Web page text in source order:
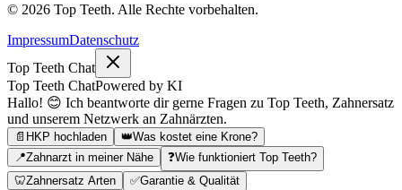
© 2026 Top Teeth. Alle Rechte vorbehalten.
ImpressumDatenschutz
Top Teeth Chat
Top Teeth ChatPowered by KI
Hallo! 😊 Ich beantworte dir gerne Fragen zu Top Teeth, Zahnersatz
und unserem Netzwerk an Zahnärzten.
📄 HKP hochladen 👑Was kostet eine Krone?
📍Zahnarzt in meiner Nähe ❓Wie funktioniert Top Teeth?
🦷Zahnersatz Arten ✅Garantie & Qualität